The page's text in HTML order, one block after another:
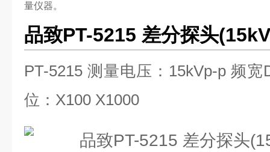
量仪器。
品致PT-5215 差分探头
PT-5215 测量电压：15kVp-p 频
位：X100 X1000